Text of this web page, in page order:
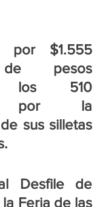
por $1.555
de pesos
los 510
por la
sus silletas
Desfile de
Feria de las